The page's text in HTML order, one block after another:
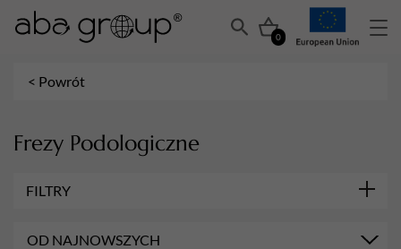
0
< Powrót
Frezy Podologiczne
FILTRY
OD NAJNOWSZYCH